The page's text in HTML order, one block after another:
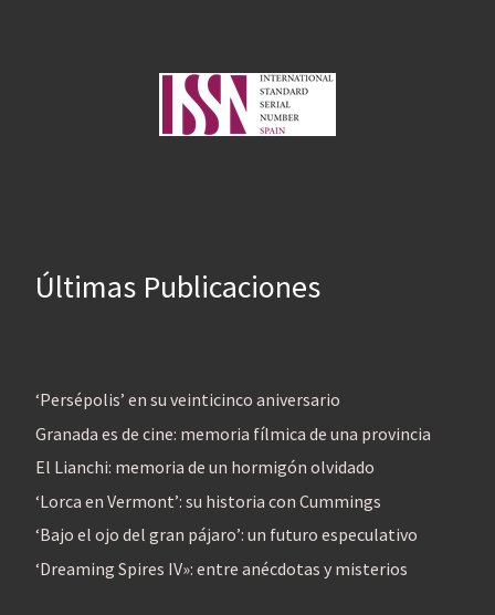
Últimas Publicaciones
‘Persépolis’ en su veinticinco aniversario
Granada es de cine: memoria fílmica de una provincia
El Lianchi: memoria de un hormigón olvidado
‘Lorca en Vermont’: su historia con Cummings
‘Bajo el ojo del gran pájaro’: un futuro especulativo
‘Dreaming Spires IV»: entre anécdotas y misterios